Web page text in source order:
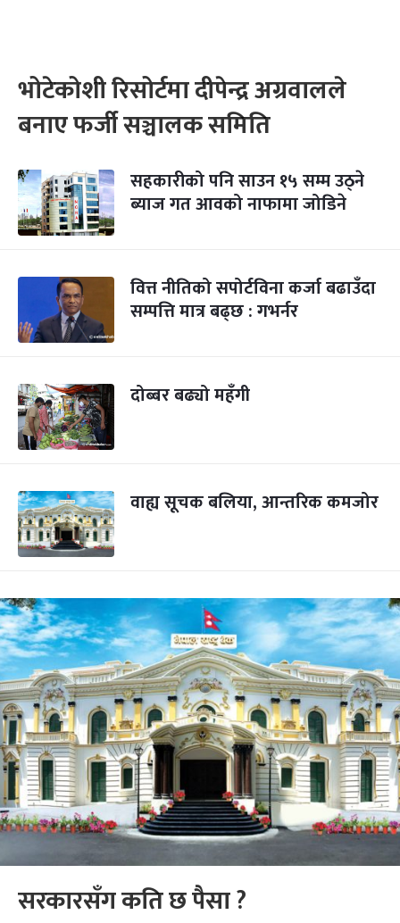
भोटेकोशी रिसोर्टमा दीपेन्द्र अग्रवालले
बनाए फर्जी सञ्चालक समिति
सहकारीको पनि साउन १५ सम्म उठ्ने
ब्याज गत आवको नाफामा जोडिने
वित्त नीतिको सपोर्टविना कर्जा बढाउँदा
सम्पत्ति मात्र बढ्छ : गभर्नर
दोब्बर बढ्यो महँगी
वाह्य सूचक बलिया, आन्तरिक कमजोर
सरकारसँग कति छ पैसा ?